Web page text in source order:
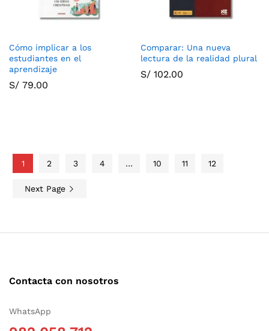
Cómo implicar a los
estudiantes en el
aprendizaje
S/ 79.00
Comparar: Una nueva
lectura de la realidad plural
S/ 102.00
1 2 3 4 … 10 11 12
Next Page
Contacta con nosotros
WhatsApp